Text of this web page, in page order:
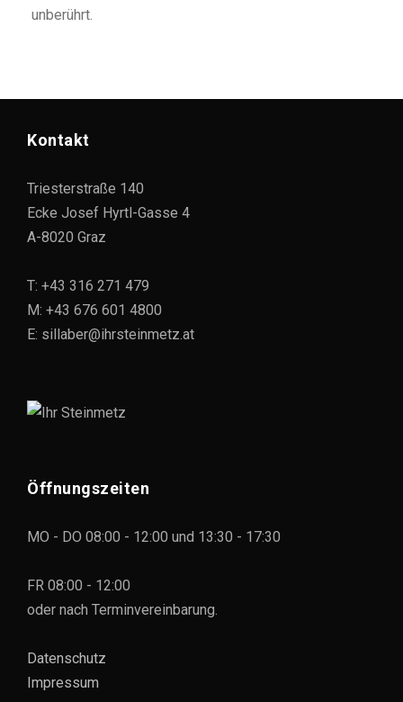
unberührt.
Kontakt
Triesterstraße 140
Ecke Josef Hyrtl-Gasse 4
A-8020 Graz
T: +43 316 271 479
M: +43 676 601 4800
E: sillaber@ihrsteinmetz.at
Öffnungszeiten
MO - DO 08:00 - 12:00 und 13:30 - 17:30
FR 08:00 - 12:00
oder nach Terminvereinbarung.
Datenschutz
Impressum